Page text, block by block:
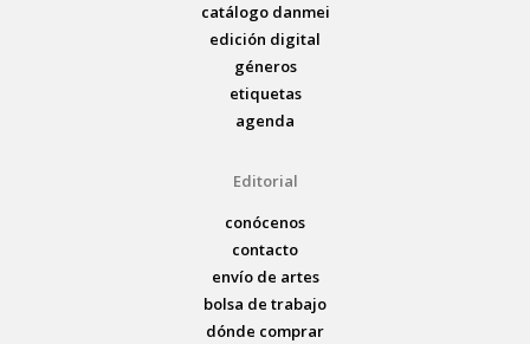
catálogo danmei
edición digital
géneros
etiquetas
agenda
Editorial
conócenos
contacto
envío de artes
bolsa de trabajo
dónde comprar